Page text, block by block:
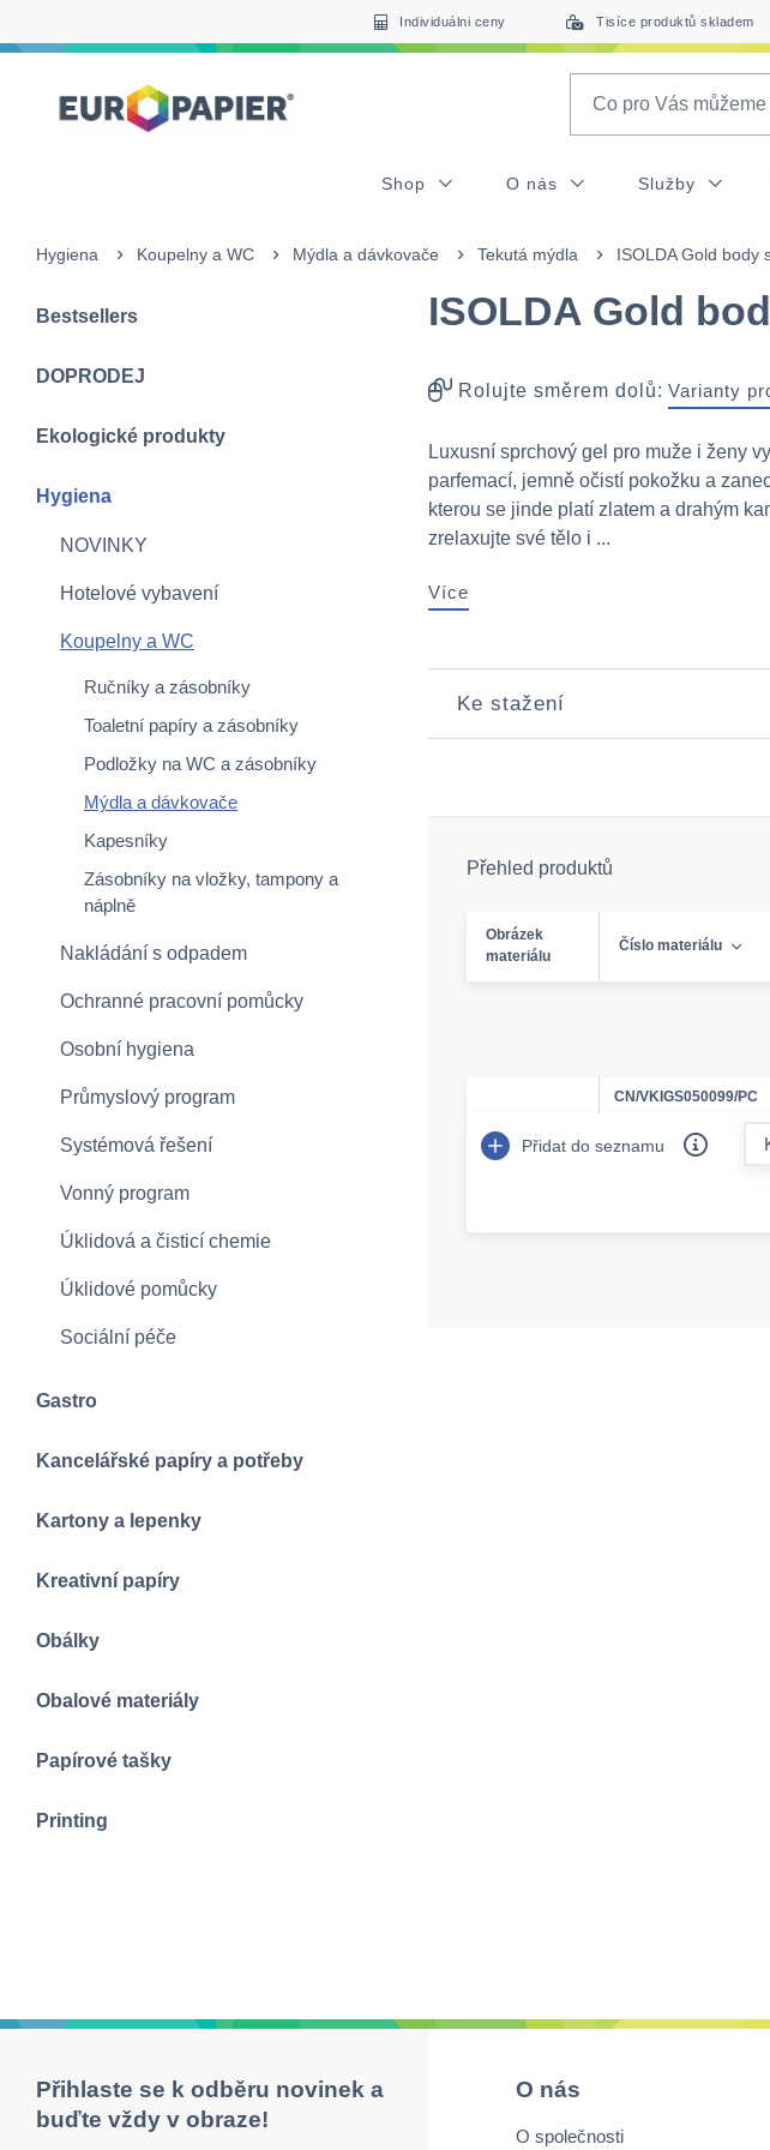
Individuálni ceny Tisíce produktů skladem
Shop O nás Služby
Hygiena Koupelny a WC Mýdla a dávkovače Tekutá mýdla ISOLDA Gold body
Bestsellers
DOPRODEJ
Ekologické produkty
Hygiena
NOVINKY
Hotelové vybavení
Koupelny a WC
Ručníky a zásobníky
Toaletní papíry a zásobníky
Podložky na WC a zásobníky
Mýdla a dávkovače
Kapesníky
Zásobníky na vložky, tampony a
náplně
Nakládání s odpadem
Ochranné pracovní pomůcky
Osobní hygiena
Průmyslový program
Systémová řešení
Vonný program
Úklidová a čisticí chemie
Úklidové pomůcky
Sociální péče
Gastro
Kancelářské papíry a potřeby
Kartony a lepenky
Kreativní papíry
Obálky
Obalové materiály
Papírové tašky
Printing
ISOLDA Gold
Rolujte směrem dolů: Varianty
Luxusní sprchový gel pro muže i ženy
parfemací, jemně očistí pokožku a
kterou se jinde platí zlatem a drahým
zrelaxujte své tělo i ...
Více
Ke stažení
Přehled produktů
Obrázek
materiálu
Číslo materiálu
CN/VKIGS050099/PC
Přidat do seznamu
Přihlaste se k odběru novinek a
buďte vždy v obraze!
O nás
O společnosti